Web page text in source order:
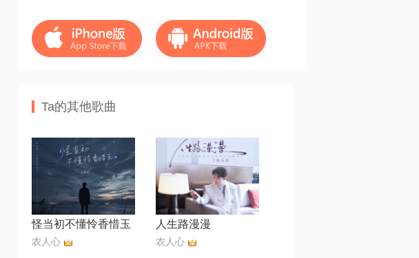
Ta的其他歌曲
怪当初不懂怜香惜玉
农人心
人生路漫漫
农人心